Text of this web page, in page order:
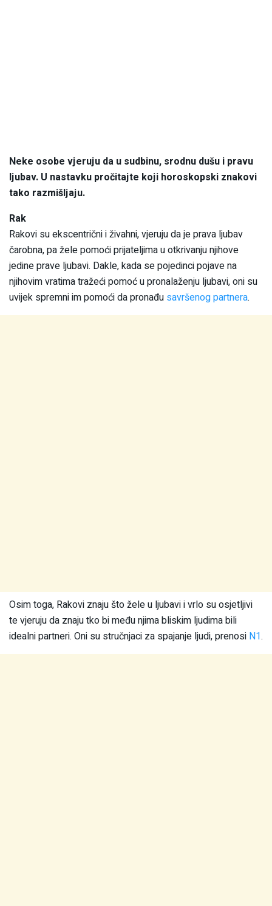
Neke osobe vjeruju da u sudbinu, srodnu dušu i pravu
ljubav. U nastavku pročitajte koji horoskopski znakovi
tako razmišljaju.
Rak
Rakovi su ekscentrični i živahni, vjeruju da je prava ljubav
čarobna, pa žele pomoći prijateljima u otkrivanju njihove
jedine prave ljubavi. Dakle, kada se pojedinci pojave na
njihovim vratima tražeći pomoć u pronalaženju ljubavi, oni su
uvijek spremni im pomoći da pronađu savršenog partnera.
Osim toga, Rakovi znaju što žele u ljubavi i vrlo su osjetljivi
te vjeruju da znaju tko bi među njima bliskim ljudima bili
idealni partneri. Oni su stručnjaci za spajanje ljudi, prenosi N1.